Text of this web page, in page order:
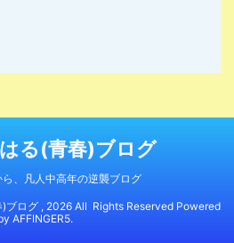
る(青春)ブログ
ら、凡人中高年の逆襲ブログ
ログ , 2026 All Rights Reserved Powered
AFFINGER5.